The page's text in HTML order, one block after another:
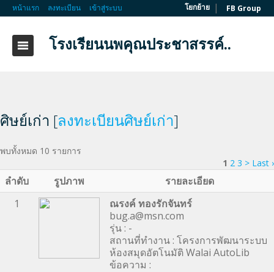
หน้าแรก ลงทะเบียน เข้าสู่ระบบ โยกย้าย | FB Group
โรงเรียนนพคุณประชาสรรค์..
ศิษย์เก่า [ลงทะเบียนศิษย์เก่า]
พบทั้งหมด 10 รายการ
1 2 3 > Last ›
ลำดับ รูปภาพ
รายละเอียด
1
ณรงค์ ทองรักจันทร์
bug.a@msn.com
รุ่น : -
สถานที่ทำงาน : โครงการพัฒนาระบบ
ห้องสมุดอัตโนมัติ Walai AutoLib
ข้อความ :